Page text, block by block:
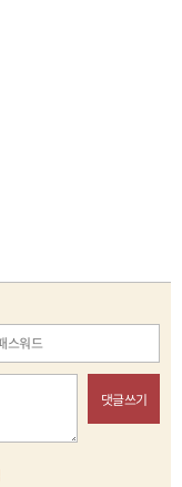
댓글쓰기